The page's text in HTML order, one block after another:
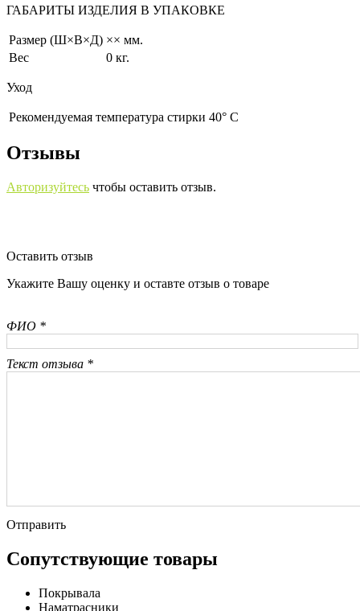
ГАБАРИТЫ ИЗДЕЛИЯ В УПАКОВКЕ
Размер (Ш×В×Д) ×× мм.
Вес
0 кг.
Уход
Рекомендуемая температура стирки 40° С
Отзывы
Авторизуйтесь чтобы оставить отзыв.
Оставить отзыв
Укажите Вашу оценку и оставте отзыв о товаре
ФИО *
Текст отзыва *
Отправить
Сопутствующие товары
Покрывала
Наматрасники